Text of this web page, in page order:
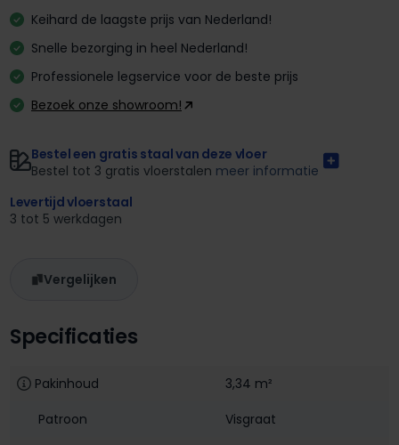
Specificaties
Pakinhoud
3,34 m²
Patroon
Visgraat
Keihard de laagste prijs van Nederland!
Snelle bezorging in heel Nederland!
Professionele legservice voor de beste prijs
Bezoek onze showroom!
Bestel een gratis staal van deze vloer
Bestel tot 3 gratis vloerstalen meer informatie
Levertijd vloerstaal
3 tot 5 werkdagen
Vergelijken